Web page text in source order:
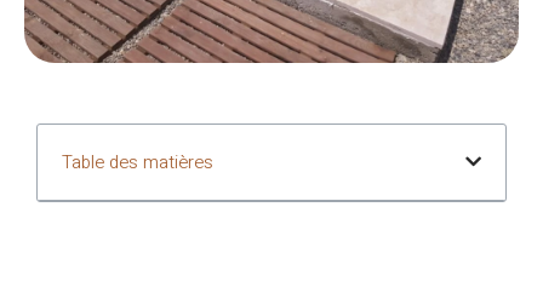
Table des matières